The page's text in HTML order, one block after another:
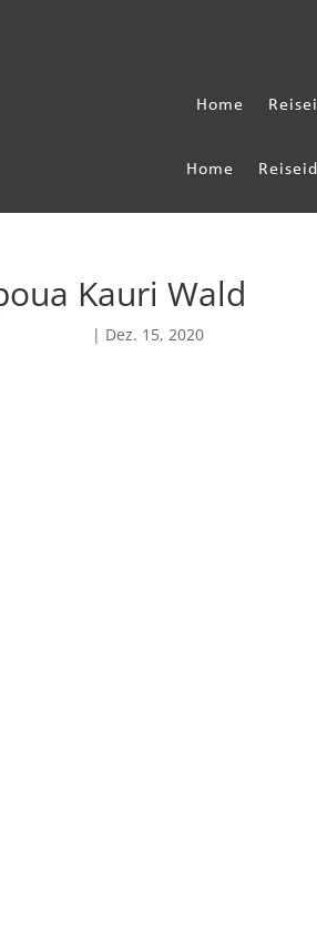
Home
Home
Kauri Wald
| Dez. 15, 2020